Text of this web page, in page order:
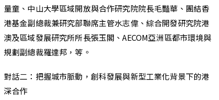
量童、中山大學區域開放與合作研究院院長毛豔華、團結香
港基金副總裁兼研究部聯席主管水志偉、綜合開發研究院港
澳及區域發展研究所所長張玉閣、AECOM亞洲區都市環境與
規劃副總裁羅達邦，等。
對話二：把握城市脈動，創科發展與新型工業化背景下的港
深合作